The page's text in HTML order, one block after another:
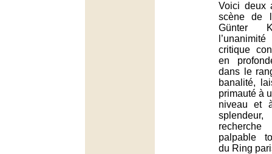
Voici deux
scène de
Günter
critique
en
dans le
banalité,
primauté à
niveau et
recherche
palpable
du Ring